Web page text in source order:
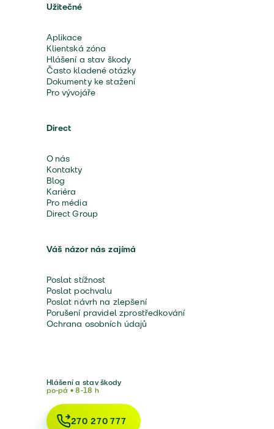
Užitečné
Aplikace
Klientská zóna
Hlášení a stav škody
Často kladené otázky
Dokumenty ke stažení
Pro vývojáře
Direct
O nás
Kontakty
Blog
Kariéra
Pro média
Direct Group
Váš názor nás zajímá
Poslat stížnost
Poslat pochvalu
Poslat návrh na zlepšení
Porušení pravidel zprostředkování
Ochrana osobních údajů
Hlášení a stav škody
po-pá • 8-18 h
270 270 777